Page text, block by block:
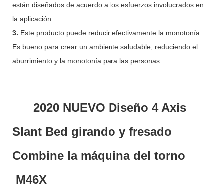
están diseñados de acuerdo a los esfuerzos involucrados en
la aplicación.
3. Este producto puede reducir efectivamente la monotonía.
Es bueno para crear un ambiente saludable, reduciendo el
aburrimiento y la monotonía para las personas.
2020 NUEVO Diseño 4 Axis
Slant Bed girando y fresado
Combine la máquina del torno
M46X